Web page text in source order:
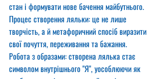
стан і формувати нове бачення майбутнього.
Процес створення ляльки: це не лише
творчість, а й метафоричний спосіб виразити
свої почуття, переживання та бажання.
Робота з образами: створена лялька стає
символом внутрішнього "Я", уособлюючи як